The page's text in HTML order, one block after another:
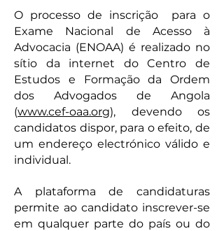
O processo de inscrição para o
Exame Nacional de Acesso à
Advocacia (ENOAA) é realizado no
sítio da internet do Centro de
Estudos e Formação da Ordem
dos Advogados de Angola
(www.cef-oaa.org), devendo os
candidatos dispor, para o efeito, de
um endereço electrónico válido e
individual.
A plataforma de candidaturas
permite ao candidato inscrever-se
em qualquer parte do país ou do